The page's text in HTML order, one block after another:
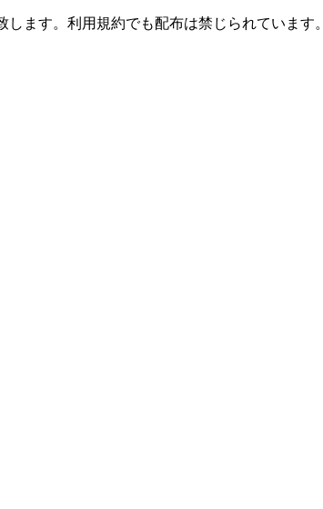
ます。利用規約でも配布は禁じられています。